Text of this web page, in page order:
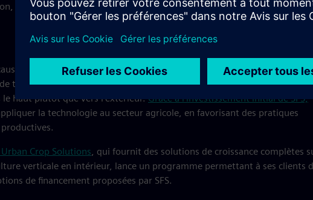
Directeur financier, Covanta
de l'érosion et de la pollution, d'autres moyens de produire des
terre végétale de qualité sont nécessaires. L'agriculture verticale peut
haut plutôt que vers l'extérieur.Grâce à l'investissement initial de SFS,
la technologie au secteur agricole, en favorisant des pratiques
Crop Solutions, qui fournit des solutions de croissance complètes
verticale en intérieur, lance un programme permettant à ses clients
de financement proposées par SFS.